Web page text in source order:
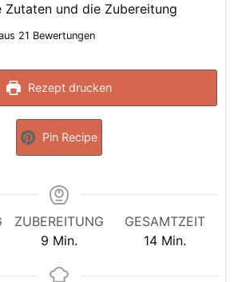
Zutaten und die Zubereitung
21 Bewertungen
Rezept drucken
Pin Recipe
ZUBEREITUNG
9 Minuten
Min.
GESAMTZEIT
14Minuten
Min.